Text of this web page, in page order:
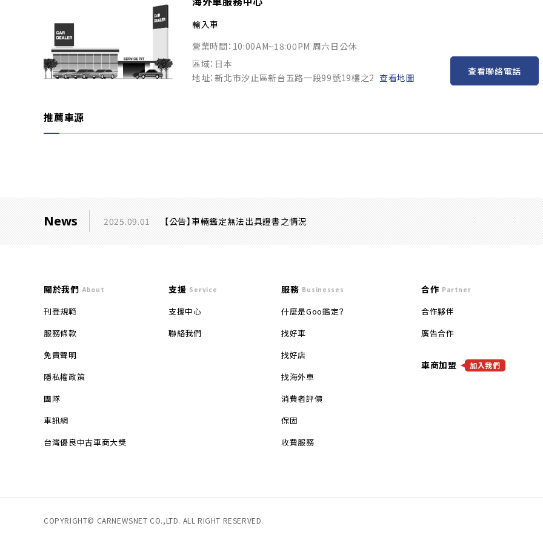
輸入車
營業時間：10:00AM~18:00PM 周六日公休
區域：日本
地址：新北市汐止區新台五路一段99號19樓之2 查看地圖
查看聯絡電話
推薦車源
News 2025.09.01 【公告】車輛鑑定無法出具證書之情況
關於我們 About
刊登規範
服務條款
免責聲明
隱私權政策
團隊
車訊網
台灣優良中古車商大獎
支援 Service
支援中心
聯絡我們
服務 Businesses
什麼是Goo鑑定？
找好車
找好店
找海外車
消費者評價
保固
收費服務
合作 Partner
合作夥伴
廣告合作
車商加盟 加入我們
COPYRIGHT© CARNEWSNET CO.,LTD. ALL RIGHT RESERVED.